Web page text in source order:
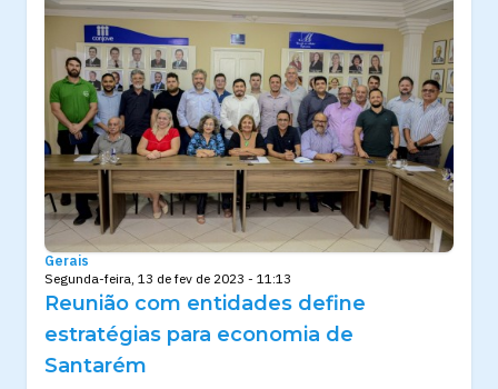
Gerais
Segunda-feira, 13 de fev de 2023 - 11:13
Reunião com entidades define
estratégias para economia de
Santarém